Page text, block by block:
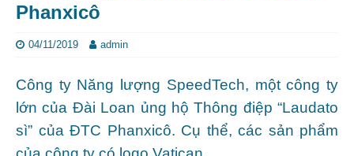
Phanxicô
04/11/2019 admin
Công ty Năng lượng SpeedTech, một công ty
lớn của Đài Loan ủng hộ Thông điệp “Laudato
sì” của ĐTC Phanxicô. Cụ thể, các sản phẩm